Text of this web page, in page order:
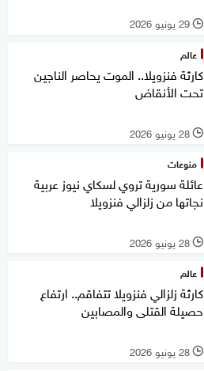
l 29 يونيو 2026
عالم
كارثة فنزويلا.. الموت يحاصر الناجين
تحت الأنقاض
l 28 يونيو 2026
منوعات
عائلة سورية تروي لسكاي نيوز عربية
نجاتها من زلزالي فنزويلا
l 28 يونيو 2026
عالم
كارثة زلزالي فنزويلا تتفاقم.. ارتفاع
حصيلة القتلى والمصابين
l 28 يونيو 2026